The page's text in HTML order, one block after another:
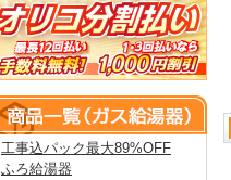
工事込パック最大89%OFF
ふろ給湯器